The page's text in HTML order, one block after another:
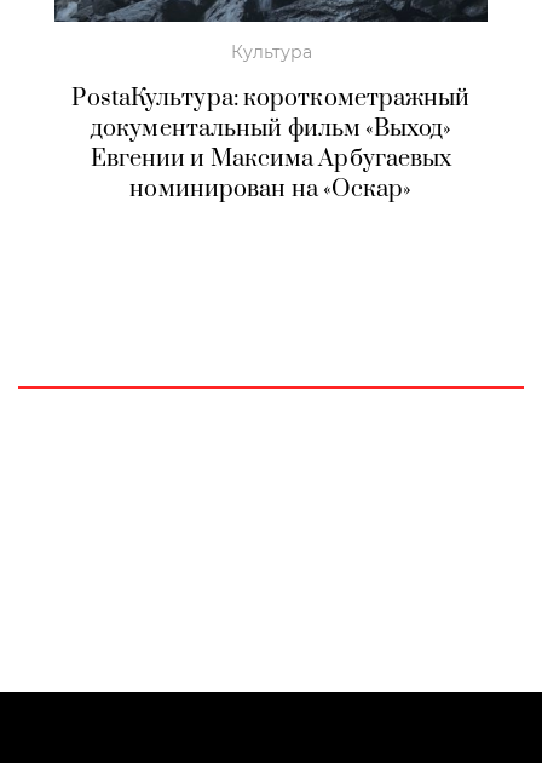
Культура
PostaКультура: короткометражный
документальный фильм «Выход»
Евгении и Максима Арбугаевых
номинирован на «Оскар»